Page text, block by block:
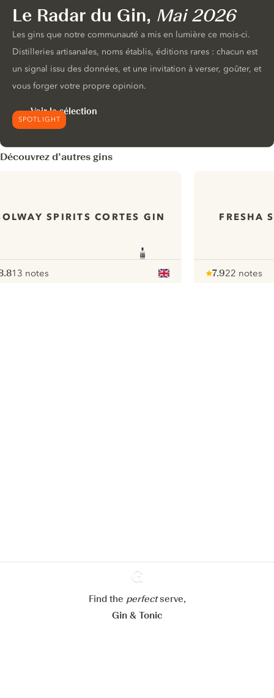
SPOTLIGHT
Le Radar du Gin, Mai 2026
Les gins que notre communauté a mis en lumière ce mois-ci.
Distilleries artisanales, noms établis, éditions rares : chacun est
un signal issu des données, et une invitation à verser, goûter, et
vous forger votre propre opinion.
Voir la sélection
Découvrez d’autres gins
SPIRITS CORTES GIN
13 notes
FRESHA
7.922 notes
Ginventory
Find the perfectserve,
Gin & Tonic
Paramétrer mes cookies